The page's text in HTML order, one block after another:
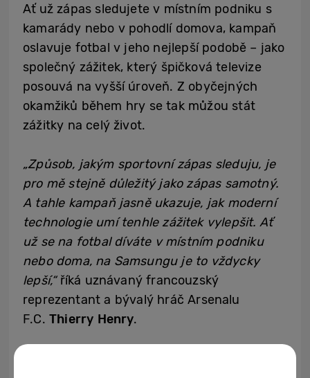
Ať už zápas sledujete v místním podniku s
kamarády nebo v pohodlí domova, kampaň
oslavuje fotbal v jeho nejlepší podobě – jako
společný zážitek, který špičková televize
posouvá na vyšší úroveň. Z obyčejných
okamžiků během hry se tak můžou stát
zážitky na celý život.
„Způsob, jakým sportovní zápas sleduju, je
pro mě stejně důležitý jako zápas samotný.
A tahle kampaň jasně ukazuje, jak moderní
technologie umí tenhle zážitek vylepšit. Ať
už se na fotbal díváte v místním podniku
nebo doma, na Samsungu je to vždycky
lepší,“říká uznávaný francouzský
reprezentant a bývalý hráč Arsenalu
F.C. Thierry Henry.